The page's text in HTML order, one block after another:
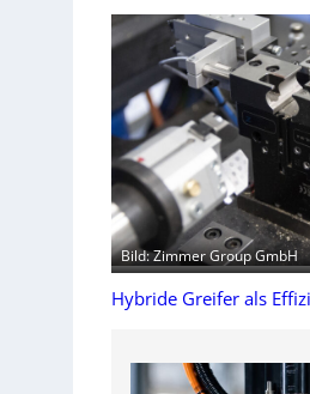
Bild: Zimmer Group GmbH
Hybride Greifer als